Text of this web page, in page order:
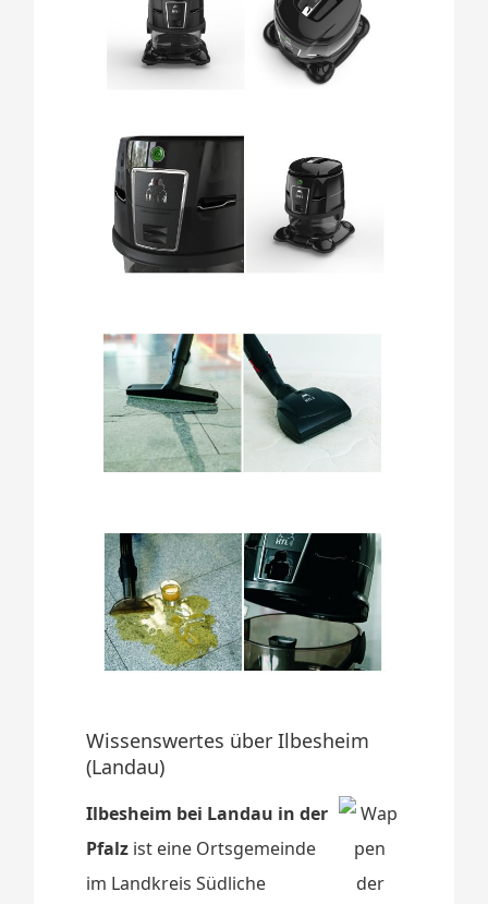
Wissenswertes über Ilbesheim
(Landau)
Ilbesheim bei Landau in der
Pfalz ist eine Ortsgemeinde
im Landkreis Südliche